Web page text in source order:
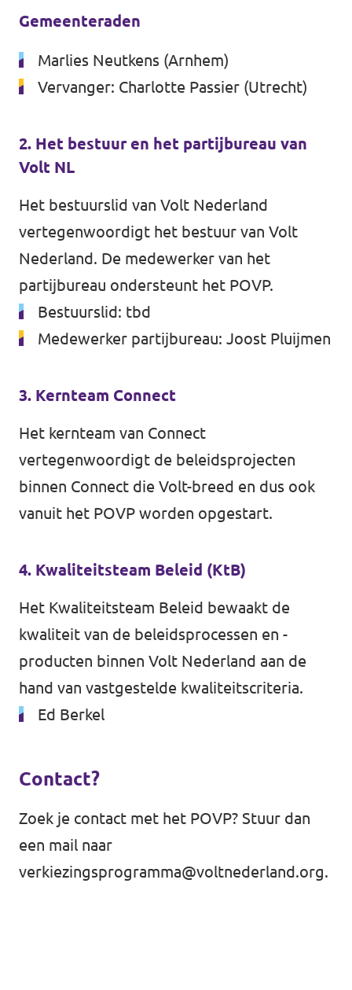
Gemeenteraden
Marlies Neutkens (Arnhem)
Vervanger: Charlotte Passier (Utrecht)
2. Het bestuur en het partijbureau van
Volt NL
Het bestuurslid van Volt Nederland
vertegenwoordigt het bestuur van Volt
Nederland. De medewerker van het
partijbureau ondersteunt het POVP.
Bestuurslid: tbd
Medewerker partijbureau: Joost Pluijmen
3. Kernteam Connect
Het kernteam van Connect
vertegenwoordigt de beleidsprojecten
binnen Connect die Volt-breed en dus ook
vanuit het POVP worden opgestart.
4. Kwaliteitsteam Beleid (KtB)
Het Kwaliteitsteam Beleid bewaakt de
kwaliteit van de beleidsprocessen en -
producten binnen Volt Nederland aan de
hand van vastgestelde kwaliteitscriteria.
Ed Berkel
Contact?
Zoek je contact met het POVP? Stuur dan
een mail naar
verkiezingsprogramma@voltnederland.org.